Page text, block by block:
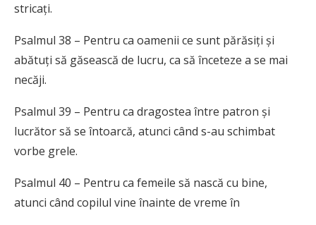
stricați.
Psalmul 38 – Pentru ca oamenii ce sunt părăsiți și
abătuți să găsească de lucru, ca să înceteze a se mai
necăji.
Psalmul 39 – Pentru ca dragostea între patron și
lucrător să se întoarcă, atunci când s-au schimbat
vorbe grele.
Psalmul 40 – Pentru ca femeile să nască cu bine,
atunci când copilul vine înainte de vreme în